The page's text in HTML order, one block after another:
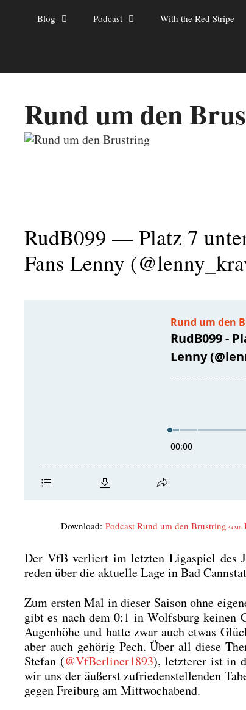
Blog Podcast With the Red Stripe
Rund um den
RudB099 — Platz 7
Fans Lenny
Down­load: Pod­cast Rund um den Brust­ring 54 MB
Der VfB ver­liert im letz­ten Liga­spiel des
reden über die aktu­el­le Lage in Bad
Zum ers­ten Mal in die­ser Sai­son ohne
gibt es nach dem 0:1 in Wolfs­burg
Augen­hö­he und hat­te zwar auch etwas
aber auch gehö­rig Pech. Über all die­se
Ste­fan (@VfBerliner1893), letz­te­rer ist in
wir uns der äußerst zufrie­den­stel­len­den
gegen Frei­burg am Mitt­woch­abend.